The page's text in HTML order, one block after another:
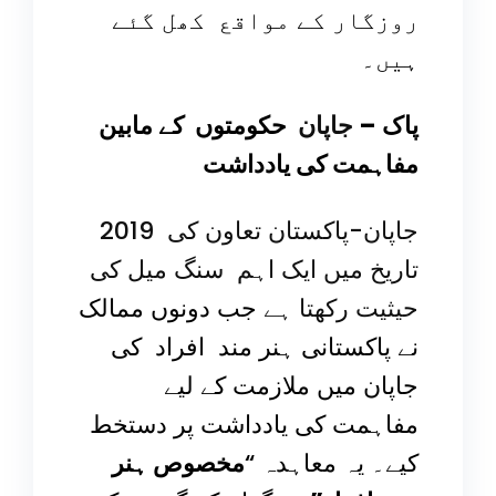
روزگار کے مواقع کھل گئے
ہیں۔
پاک – جاپان حکومتوں کے مابین
مفاہمت کی یادداشت
2019 جاپان-پاکستان تعاون کی
تاریخ میں ایک اہم سنگ میل کی
حیثیت رکھتا ہے جب دونوں ممالک
نے پاکستانی ہنر مند افراد کی
جاپان میں ملازمت کے لیے
مفاہمت کی یادداشت پر دستخط
کیے۔ یہ معاہدہ “مخصوص ہنر